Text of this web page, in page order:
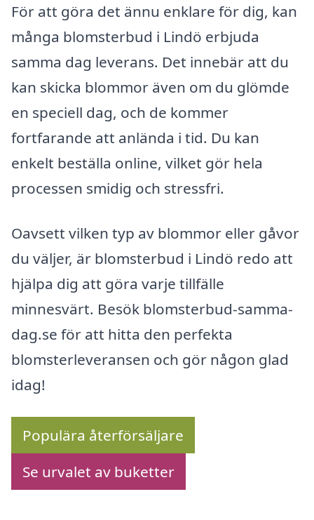
För att göra det ännu enklare för dig, kan
många blomsterbud i Lindö erbjuda
samma dag leverans. Det innebär att du
kan skicka blommor även om du glömde
en speciell dag, och de kommer
fortfarande att anlända i tid. Du kan
enkelt beställa online, vilket gör hela
processen smidig och stressfri.
Oavsett vilken typ av blommor eller gåvor
du väljer, är blomsterbud i Lindö redo att
hjälpa dig att göra varje tillfälle
minnesvärt. Besök blomsterbud-samma-
dag.se för att hitta den perfekta
blomsterleveransen och gör någon glad
idag!
Populära återförsäljare
Se urvalet av buketter